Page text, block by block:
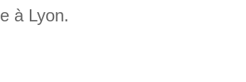
à Lyon.